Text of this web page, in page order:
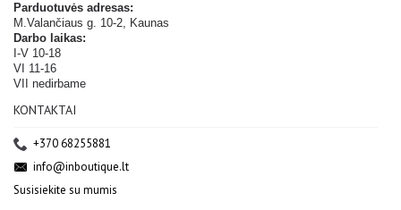
Parduotuvės adresas:
M.Valančiaus g. 10-2, Kaunas
Darbo laikas:
I-V 10-18
VI 11-16
VII nedirbame
KONTAKTAI
+370 68255881
info@inboutique.lt
Susisiekite su mumis